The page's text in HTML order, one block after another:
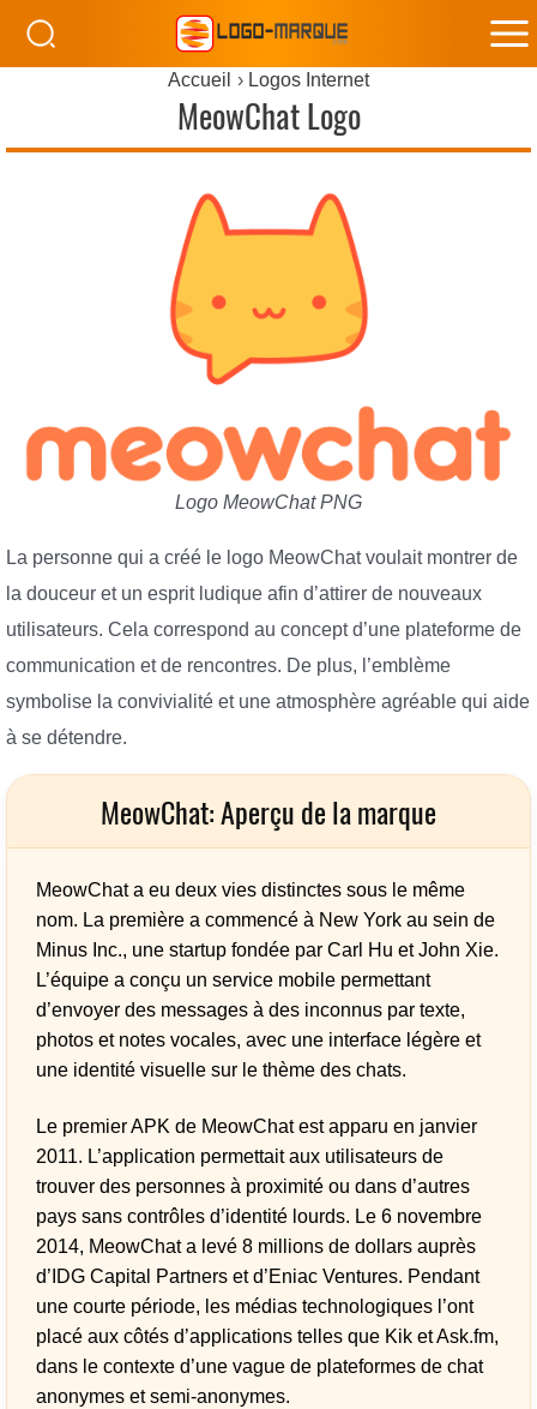
Accueil Logos Internet
MeowChat Logo
Logo MeowChat PNG
La personne qui a créé le logo MeowChat voulait montrer de
la douceur et un esprit ludique afin d’attirer de nouveaux
utilisateurs. Cela correspond au concept d’une plateforme de
communication et de rencontres. De plus, l’emblème
symbolise la convivialité et une atmosphère agréable qui aide
à se détendre.
MeowChat: Aperçu de la marque
MeowChat a eu deux vies distinctes sous le même
nom. La première a commencé à New York au sein de
Minus Inc., une startup fondée par Carl Hu et John Xie.
L’équipe a conçu un service mobile permettant
d’envoyer des messages à des inconnus par texte,
photos et notes vocales, avec une interface légère et
une identité visuelle sur le thème des chats.
Le premier APK de MeowChat est apparu en janvier
2011. L’application permettait aux utilisateurs de
trouver des personnes à proximité ou dans d’autres
pays sans contrôles d’identité lourds. Le 6 novembre
2014, MeowChat a levé 8 millions de dollars auprès
d’IDG Capital Partners et d’Eniac Ventures. Pendant
une courte période, les médias technologiques l’ont
placé aux côtés d’applications telles que Kik et Ask.fm,
dans le contexte d’une vague de plateformes de chat
anonymes et semi-anonymes.